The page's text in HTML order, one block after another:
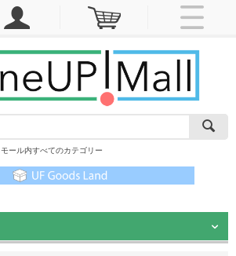
モール内すべてのカテゴリー